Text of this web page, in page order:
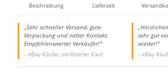
Beschreibung Lieferzeit
„Sehr schneller Versand, gute
Verpackung und netter Kontakt.
Empfehlenswerter Verkäufer!"
– eBay-Käufer, verifizierter Kauf
sehr gut
wieder!"
– eBay-